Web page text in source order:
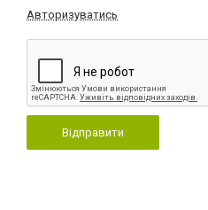
Авторизуватись
Відправити